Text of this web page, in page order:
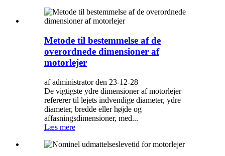
Metode til bestemmelse af de
overordnede dimensioner af
motorlejer
af administrator den 23-12-28
De vigtigste ydre dimensioner af motorlejer
refererer til lejets indvendige diameter, ydre
diameter, bredde eller højde og
affasningsdimensioner, med...
Læs mere